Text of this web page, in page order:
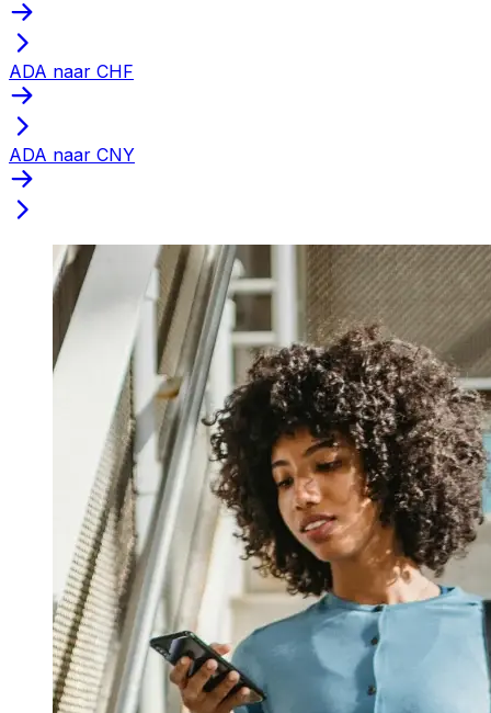
ADA naar CHF
ADA naar CNY